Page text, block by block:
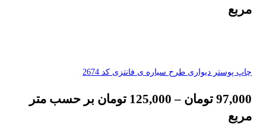
مربع
چاپ پوستر دیواری طرح سیاره ی فانتزی کد 2674
97,000 تومان –
125,000 تومان بر حسب متر
مربع